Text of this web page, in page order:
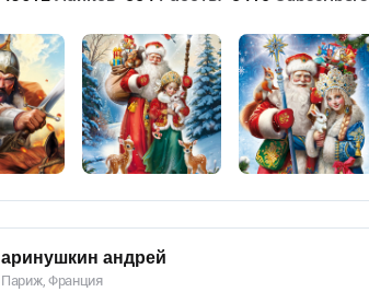
аринушкин андрей
Париж, Франция